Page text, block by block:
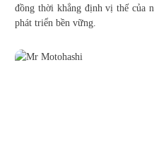
đồng thời khẳng định vị thế của
phát triển bền vững.